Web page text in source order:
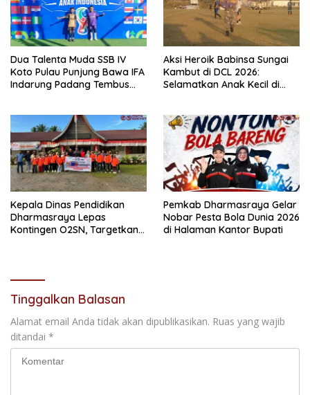
Dua Talenta Muda SSB IV
Koto Pulau Punjung Bawa IFA
Indarung Padang Tembus
Aksi Heroik Babinsa Sungai
Kambut di DCL 2026:
Selamatkan Anak Kecil di
Kepala Dinas Pendidikan
Dharmasraya Lepas
Kontingen O2SN, Targetkan
Pemkab Dharmasraya Gelar
Nobar Pesta Bola Dunia 2026
di Halaman Kantor Bupati
Tinggalkan Balasan
Alamat email Anda tidak akan dipublikasikan. Ruas yang wajib
ditandai *